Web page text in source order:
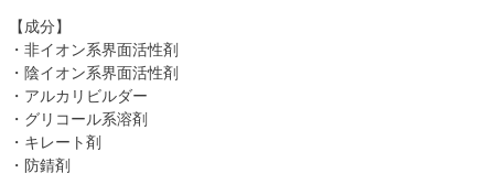
【成分】
・非イオン系界面活性剤
・陰イオン系界面活性剤
・アルカリビルダー
・グリコール系溶剤
・キレート剤
・防錆剤